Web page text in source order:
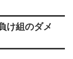
け組のダメ